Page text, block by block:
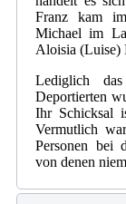
Franz kam
Michael im
Aloisia (Luise)
Lediglich
Deportierten
Ihr Schicksal
Vermutlich
Personen bei
von denen